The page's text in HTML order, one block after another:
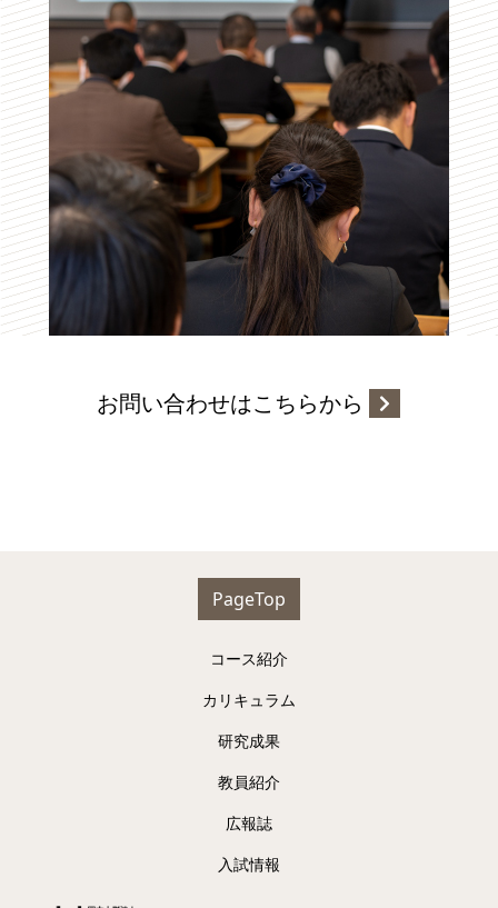
お問い合わせはこちらから
PageTop
コース紹介
カリキュラム
研究成果
教員紹介
広報誌
入試情報